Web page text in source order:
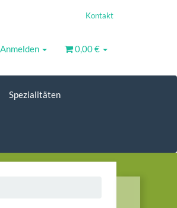
Kontakt
Anmelden 0,00 €
Spezialitäten